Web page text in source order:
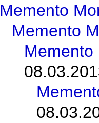
Memento
Memento
Memento